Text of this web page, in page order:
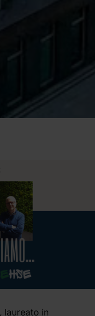
, laureato in